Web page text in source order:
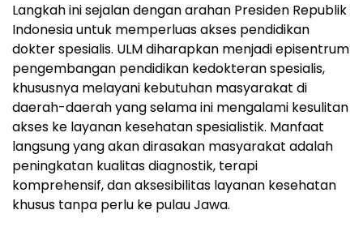
Langkah ini sejalan dengan arahan Presiden Republik
Indonesia untuk memperluas akses pendidikan
dokter spesialis. ULM diharapkan menjadi episentrum
pengembangan pendidikan kedokteran spesialis,
khususnya melayani kebutuhan masyarakat di
daerah-daerah yang selama ini mengalami kesulitan
akses ke layanan kesehatan spesialistik. Manfaat
langsung yang akan dirasakan masyarakat adalah
peningkatan kualitas diagnostik, terapi
komprehensif, dan aksesibilitas layanan kesehatan
khusus tanpa perlu ke pulau Jawa.